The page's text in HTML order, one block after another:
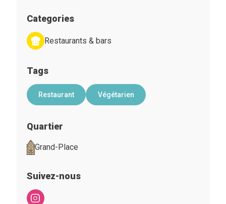
Categories
Restaurants & bars
Tags
Restaurant Végétarien
Quartier
Grand-Place
Suivez-nous